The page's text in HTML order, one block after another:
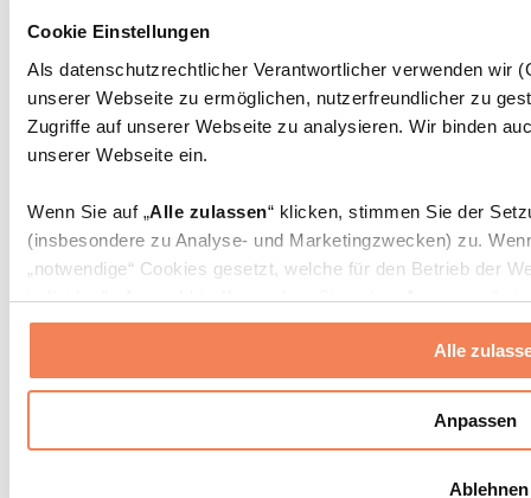
Cookie Einstellungen
Als datenschutzrechtlicher Verantwortlicher verwenden wir
unserer Webseite zu ermöglichen, nutzerfreundlicher zu
Zugriffe auf unserer Webseite zu analysieren. Wir binden
unserer Webseite ein.
Wenn Sie auf „Alle zulassen“ klicken, stimmen Sie der
(insbesondere zu Analyse- und Marketingzwecken) zu.
„notwendige“ Cookies gesetzt, welche für den Betrieb der
individuelle Auswahl treffen, indem Sie unter „Anpassen“
erlauben“ klicken.
Weitere Informationen über die Verarbeitung Ihrer Daten
Datenschutzerklärung
Alle
Anpassen
Ablehnen
Faszien- und Massagerollen
Weitere Rehabilitationshilfen
Taschen & Rucksäcke
Essenstaschen und Meal-Prep-Zubehör
Sporttaschen
Zubehör nach Aktivität
Laufen
Kampfsport
Yoga & Pilates
Wandern
Rotlichttherapie